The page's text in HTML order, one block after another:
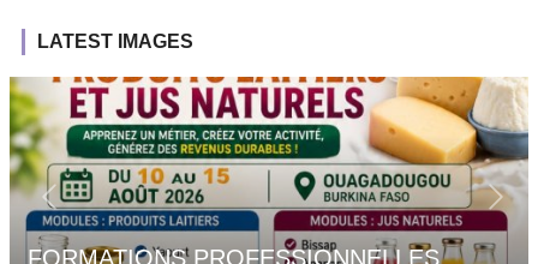
LATEST IMAGES
FORMATIONS PROFESSIONNELLES